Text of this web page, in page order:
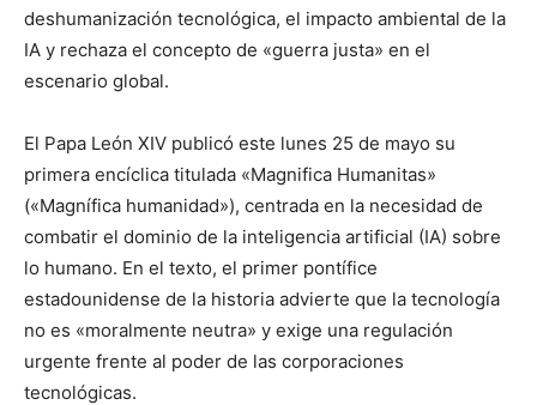
deshumanización tecnológica, el impacto ambiental de la
IA y rechaza el concepto de «guerra justa» en el
escenario global.
El Papa León XIV publicó este lunes 25 de mayo su
primera encíclica titulada «Magnifica Humanitas»
(«Magnífica humanidad»), centrada en la necesidad de
combatir el dominio de la inteligencia artificial (IA) sobre
lo humano. En el texto, el primer pontífice
estadounidense de la historia advierte que la tecnología
no es «moralmente neutra» y exige una regulación
urgente frente al poder de las corporaciones
tecnológicas.